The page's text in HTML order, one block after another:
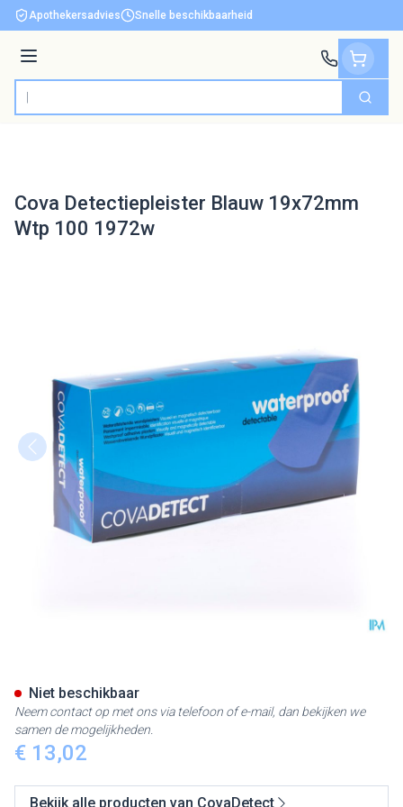
Ga naar de inhoud
Apothekersadvies Snelle beschikbaarheid
Menu
Product, merk, categorie... Zoek
Cova Detectiepleister Blauw 19x72mm
Wtp 100 1972w
€ 13,02
Niet beschikbaar
Neem contact op met ons via telefoon of e-mail, dan bekijken we
samen de mogelijkheden.
Bekijk alle producten van CovaDetect